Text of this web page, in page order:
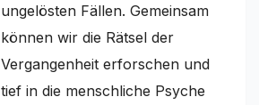
ungelösten Fällen. Gemeinsam
können wir die Rätsel der
Vergangenheit erforschen und
tief in die menschliche Psyche